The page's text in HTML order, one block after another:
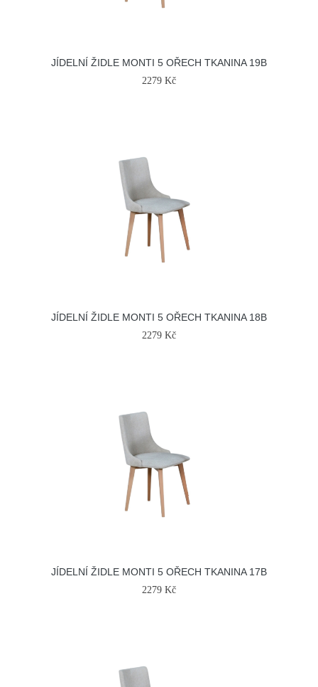
JÍDELNÍ ŽIDLE MONTI 5 OŘECH TKANINA 19B
2279 Kč
JÍDELNÍ ŽIDLE MONTI 5 OŘECH TKANINA 18B
2279 Kč
JÍDELNÍ ŽIDLE MONTI 5 OŘECH TKANINA 17B
2279 Kč